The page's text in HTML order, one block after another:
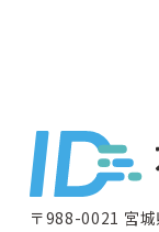
〒988-0021 宮